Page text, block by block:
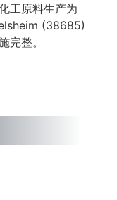
工原料生产为
(38685)
完整。